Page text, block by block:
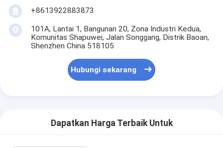
+8613922883873
101A, Lantai 1, Bangunan 20, Zona Industri Kedua,
Komunitas Shapuwei, Jalan Songgang, Distrik Baoan,
Shenzhen China 518105
Hubungi sekarang
Dapatkan Harga Terbaik Untuk